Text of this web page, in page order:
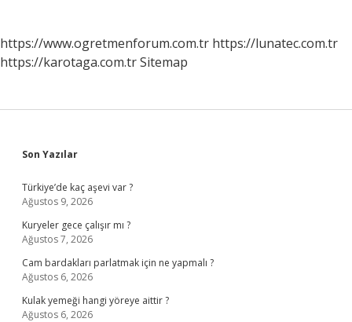
https://www.ogretmenforum.com.tr https://lunatec.com.tr
https://karotaga.com.trSitemap
Sidebar
Son Yazılar
Türkiye’de kaç aşevi var ?
Ağustos 9, 2026
Kuryeler gece çalışır mı ?
Ağustos 7, 2026
Cam bardakları parlatmak için ne yapmalı ?
Ağustos 6, 2026
Kulak yemeği hangi yöreye aittir ?
Ağustos 6, 2026